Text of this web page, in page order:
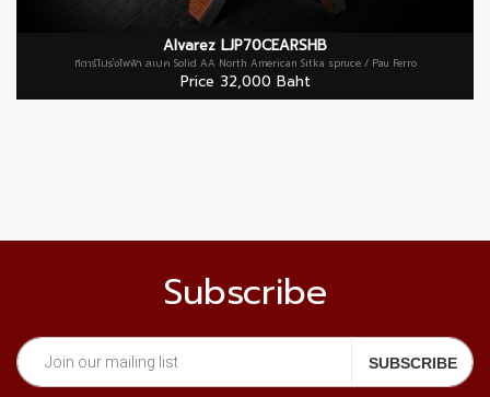
Alvarez LJP70CEARSHB
กีตาร์โปร่งไฟฟ้า สเปค Solid AA North American Sitka spruce / Pau Ferro
Price 32,000 Baht
Subscribe